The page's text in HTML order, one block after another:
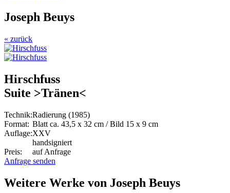
Joseph Beuys
« zurück
Hirschfuss
Suite >Tränen<
Technik:Radierung (1985)
Format: Blatt ca. 43,5 x 32 cm / Bild 15 x 9 cm
Auflage:XXV
handsigniert
Preis:
auf Anfrage
Anfrage senden
Weitere Werke von Joseph Beuys